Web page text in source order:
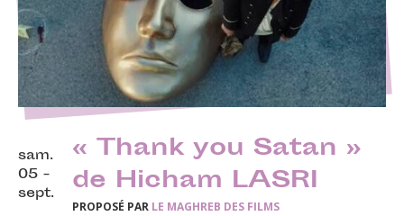
sam.
05 -
sept.
« Thank you Satan »
de Hicham LASRI
PROPOSÉ PAR LE MAGHREB DES FILMS